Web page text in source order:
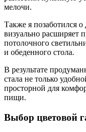
мелочи.
Также я позаботился
визуально расширяет
потолочного
и обеденного стола.
В результате
стала не только
просторной для
пищи.
Выбор цветовой